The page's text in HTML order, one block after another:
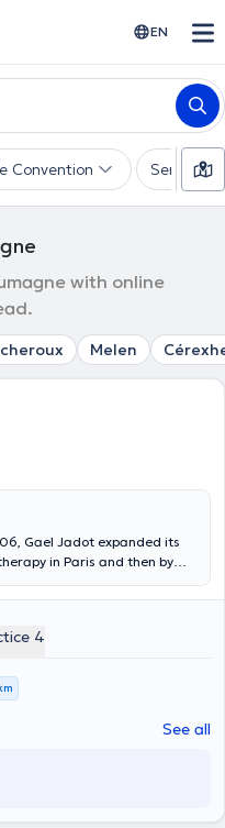
EN
Convention Services
with online
Melen
Gael Jadot expanded its
in Paris and then by
by google translate
4
See all